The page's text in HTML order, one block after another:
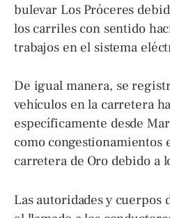
bulevar Los Próceres
los carriles con sentido
trabajos en el sistema
De igual manera, se
vehículos en la carretera
específicamente desde
como congestionamientos
carretera de Oro debido a
Las autoridades y